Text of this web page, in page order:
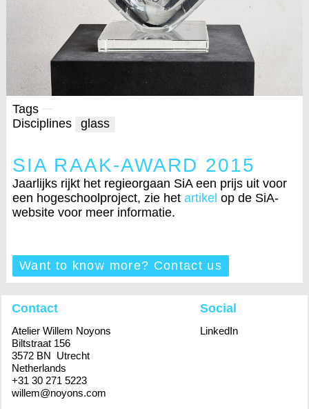
Tags
Disciplines
glass
SIA RAAK-AWARD 2015
Jaarlijks rijkt het regieorgaan SiA een prijs uit voor
een hogeschoolproject, zie het artikel op de SiA-
website voor meer informatie.
Want to know more? Contact us
Contact
Atelier Willem Noyons
Biltstraat 156
3572 BN Utrecht
Netherlands
+31 30 271 5223
willem@noyons.com
Social
LinkedIn